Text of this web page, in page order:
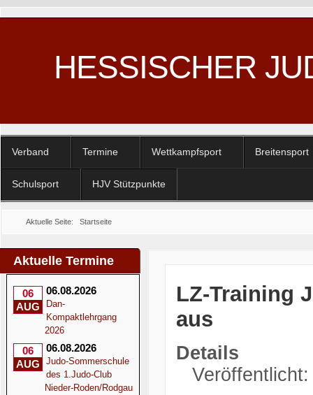
HESSISCHER
Verband Termine Wettkampfsport Breitensport
Schulsport HJV Stützpunkte
Aktuelle Seite: Startseite
Aktuelle Termine
06
AUG
06.08.2026
Dan-
Kompaktlehrgang
2026
06
AUG
06.08.2026
Judo-Sommerschule
des 1.Judo-Club
Nieder-Roden/Rodgau
LZ-Training
aus
Details